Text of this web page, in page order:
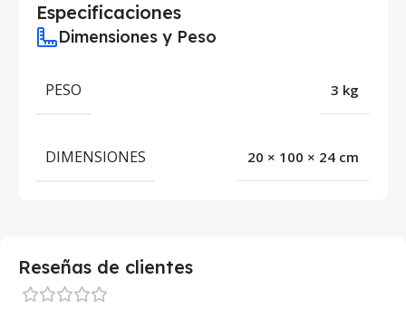
Especificaciones
Dimensiones y Peso
PESO 3 kg
DIMENSIONES 20 × 100 × 24 cm
Reseñas de clientes